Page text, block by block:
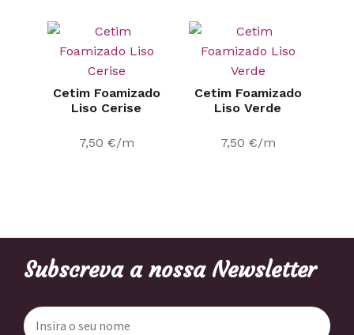
Cetim Foamizado
Liso Cerise
7,50 €/m
Cetim Foamizado
Liso Verde
7,50 €/m
Subscreva a nossa Newsletter